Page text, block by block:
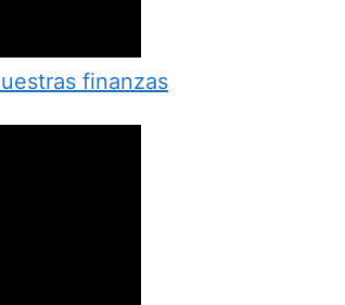
finanzas